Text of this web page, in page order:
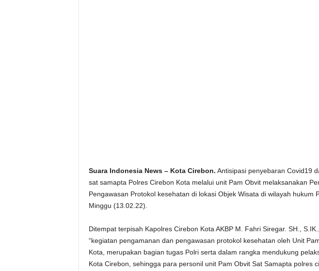
Suara Indonesia News – Kota Cirebon. Antisipasi penyebaran Covid19
sat samapta Polres Cirebon Kota melalui unit Pam Obvit melaksanakan
Pengawasan Protokol kesehatan di lokasi Objek Wisata di wilayah hukum
Minggu (13.02.22).
Ditempat terpisah Kapolres Cirebon Kota AKBP M. Fahri Siregar. SH.,
“kegiatan pengamanan dan pengawasan protokol kesehatan oleh Unit
Kota, merupakan bagian tugas Polri serta dalam rangka mendukung
Kota Cirebon, sehingga para personil unit Pam Obvit Sat Samapta polres